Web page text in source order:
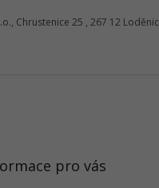
Chrustenice 25 , 267 12
pro vás